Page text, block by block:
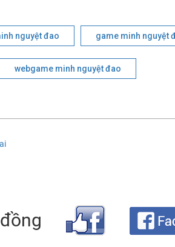
nguyệt đao game minh nguyệt
webgame minh nguyệt đao